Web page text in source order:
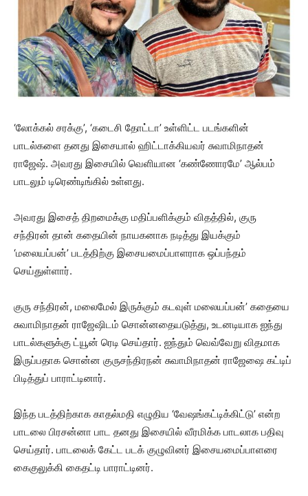
‘லோக்கல் சரக்கு’, ‘கடைசி தோட்டா’ உள்ளிட்ட படங்களின்
பாடல்களை தனது இசையால் ஹிட்டாக்கியவர் சுவாமிநாதன்
ராஜேஷ். அவரது இசையில் வெளியான ‘கண்ணோரமே’ ஆல்பம்
பாடலும் டிரெண்டிங்கில் உள்ளது.
அவரது இசைத் திறமைக்கு மதிப்பளிக்கும் விதத்தில், குரு
சந்திரன் தான் கதையின் நாயகனாக நடித்து இயக்கும்
‘மலையப்பன்’ படத்திற்கு இசையமைப்பாளராக ஒப்பந்தம்
செய்துள்ளார்.
குரு சந்திரன், மலைமேல் இருக்கும் கடவுள் மலையப்பன்’ கதையை
சுவாமிநாதன் ராஜேஷிடம் சொன்னதையடுத்து, உடனடியாக ஐந்து
பாடல்களுக்கு ட்யூன் ரெடி செய்தார். ஐந்தும் வெவ்வேறு விதமாக
இருப்பதாக சொன்ன குருசந்திரநன் சுவாமிநாதன் ராஜேஷை கட்டிப்
பிடித்துப் பாராட்டினார்.
இந்த படத்திற்காக காதல்மதி எழுதிய ‘வேஷங்கட்டிக்கிட்டு’ என்ற
பாடலை பிரசன்னா பாட தனது இசையில் வீரமிக்க பாடலாக பதிவு
செய்தார். பாடலைக் கேட்ட படக் குழுவினர் இசையமைப்பாளரை
கைகுலுக்கி கைதட்டி பாராட்டினர்.